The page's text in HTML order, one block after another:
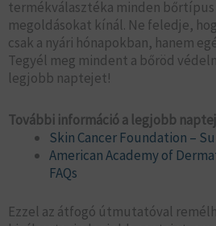
termékválasztéka minden bőrtípus
megoldásokat kínál. Ne feledje,
csak a nyári hónapokban, hanem
Tegyél meg mindent a bőröd
legjobb naptejet!
További információ a legjobb
Skin Cancer Foundation –
American Academy of
FAQs
Ezzel az átfogó útmutatóval